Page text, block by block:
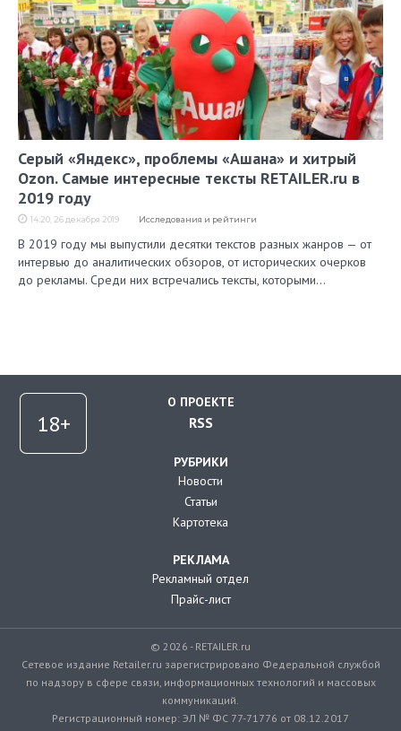
Серый «Яндекс», проблемы «Ашана» и хитрый
Ozon. Самые интересные тексты RETAILER.ru в
2019 году
14:20, 26 декабря 2019 Исследования и рейтинги
В 2019 году мы выпустили десятки текстов разных жанров — от
интервью до аналитических обзоров, от исторических очерков
до рекламы. Среди них встречались тексты, которыми…
О ПРОЕКТЕ
RSS
РУБРИКИ
Новости
Статьи
Картотека
РЕКЛАМА
Рекламный отдел
Прайс-лист
© 2026 - RETAILER.ru
Сетевое издание Retailer.ru зарегистрировано Федеральной службой
по надзору в сфере связи, информационных технологий и массовых
коммуникаций.
Регистрационный номер: ЭЛ № ФС 77-71776 от 08.12.2017